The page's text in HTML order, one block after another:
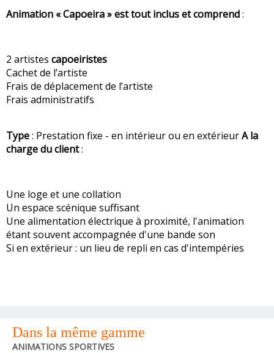
Animation « Capoeira » est tout inclus et comprend:
2 artistes capoeiristes
Cachet de l’artiste
Frais de déplacement de l’artiste
Frais administratifs
Type: Prestation fixe - en intérieur ou en extérieurA la
charge du client:
Une loge et une collation
Un espace scénique suffisant
Une alimentation électrique à proximité, l'animation
étant souvent accompagnée d'une bande son
Si en extérieur : un lieu de repli en cas d'intempéries
Dans la même gamme
ANIMATIONS SPORTIVES